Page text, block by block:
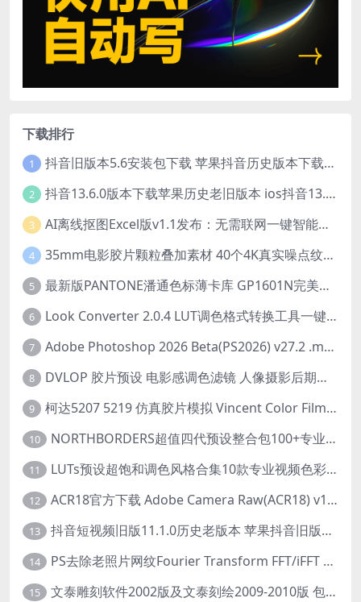
下载排行
1 抖音旧版本5.6安装包下载 苹果抖音历史版本下载安装 ios抖音老旧版本大全 抖音5.6.0历史官方版安装下载
2 抖音13.6.0版本下载苹果历史老旧版本 ios抖音13.6旧版本安装包
3 AI离线抠图Excel版v1.1发布：无需联网一键智能去除背景
4 35mm电影胶片颗粒叠加素材 40个4K真实噪点纹理 20动态+20静态视频剪辑特效包
5 最新版PANTONE潘通色标薄卡库 GP1601N完美兼容Adobe Illustrator免费下载
6 Look Converter 2.0.4 LUT调色格式转换工具一键转换LR预设【附教程】
7 Adobe Photoshop 2026 Beta(PS2026) v27.2 .m3292 AI 中文绿色免安装版
8 DVLOP 胶片预设 电影感调色滤镜 人像摄影后期处理 婚礼跟拍风格 柯达胶片模拟效果+配置文件 PS/LR JOSE VILLA – For the Love of Film – Kodak Presets
9 柯达5207 5219 仿真胶片模拟 Vincent Color Film PowerGrade 下载 LUT预设怀旧外观色彩分级达芬奇调色节
10 NORTHBORDERS超值四代预设整合包100+专业Lightroom预设含教程与RAW样片 MEGA PACK
11 LUTs预设超饱和调色风格合集10款专业视频色彩视频剪辑预设Motion Array – Super Saturated LUTs Pack
12 ACR18官方下载 Adobe Camera Raw(ACR18) v18.1.1 for Mac 中文最新免费正式版 下载
13 抖音短视频旧版11.1.0历史老版本 苹果抖音旧版本ios恢复抖音旧版本11.1安装包
14 PS去除老照片网纹Fourier Transform FFT/iFFT 滤镜-32/64位
15 文泰雕刻软件2002版及文泰刻绘2009-2010版 包含教程(支持Win7~Win10 64位)